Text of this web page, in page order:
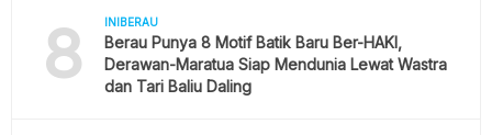
8 INIBERAU
Berau Punya 8 Motif Batik Baru Ber-HAKI,
Derawan-Maratua Siap Mendunia Lewat Wastra
dan Tari Baliu Daling